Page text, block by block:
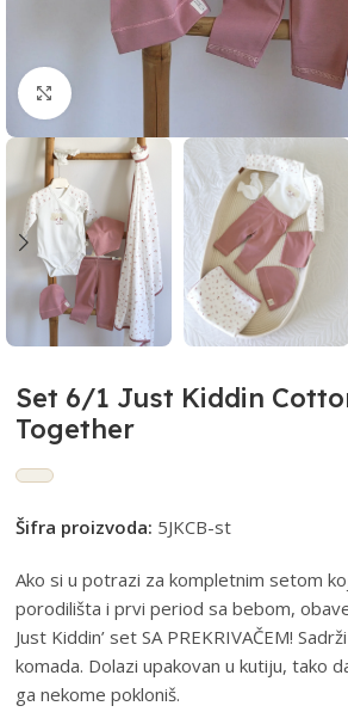
Klikni i zumiraj
Set 6/1 Just Kiddin
Together
Šifra proizvoda: 5JKCB-st
Ako si u potrazi za kompletnim setom
porodilišta i prvi period sa bebom,
Just Kiddin’ set SA PREKRIVAČEM!
komada. Dolazi upakovan u kutiju, tako
ga nekome pokloniš.